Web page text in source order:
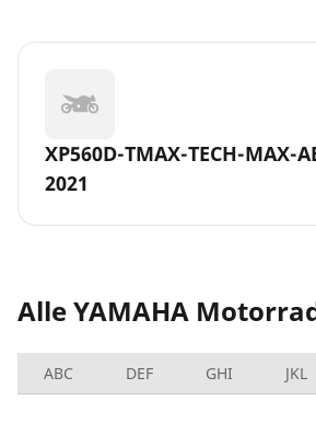
XP560D-TMAX-TECH-MAX-
2021
Alle YAMAHA
ABC DEF GHI JKL